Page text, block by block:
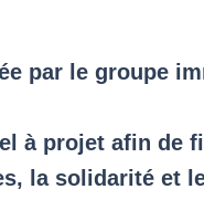
par le groupe
à projet afin de
la solidarité et